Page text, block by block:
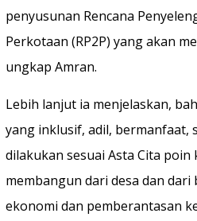
penyusunan Rencana
Perkotaan (RP2P) yang akan
ungkap Amran.
Lebih lanjut ia menjelaskan,
yang inklusif, adil, bermanfaat,
dilakukan sesuai Asta Cita poin
membangun dari desa dan
ekonomi dan pemberantasan